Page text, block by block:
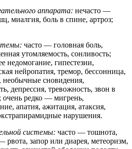
аппарата: нечасто —
миалгия, боль в спине, артроз;
часто — головная боль,
утомляемость, сонливость;
недомогание, гипестезии,
нейропатия, тремор, бессонница,
необычные сновидения,
депрессия, тревожность, звон в
очень редко — мигрень,
апатия, ажитация, атаксия,
нарушения.
системы: часто — тошнота,
рвота, запор или диарея, метеоризм,